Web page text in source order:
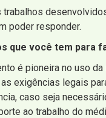
trabalhos
poder responder.
que você tem para
é pioneira no uso
exigências legais
caso seja
ao trabalho do